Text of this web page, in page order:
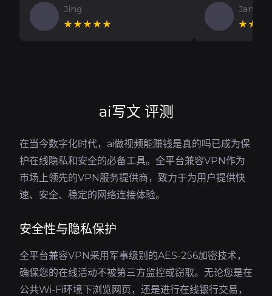
Jing
★★★★★
Jan V
ai写文 评测
在当今数字化时代，ai做视频能赚钱是真的吗已成为保
护在线隐私和安全的必备工具。全平台兼容VPN作为
市场上领先的VPN服务提供商，致力于为用户提供快
速、安全、稳定的网络连接体验。
安全性与隐私保护
全平台兼容VPN采用军事级别的AES-256加密技术，
确保您的在线活动不被第三方监控或窃取。无论您是在
公共Wi-Fi环境下浏览网页，还是进行在线银行交易，